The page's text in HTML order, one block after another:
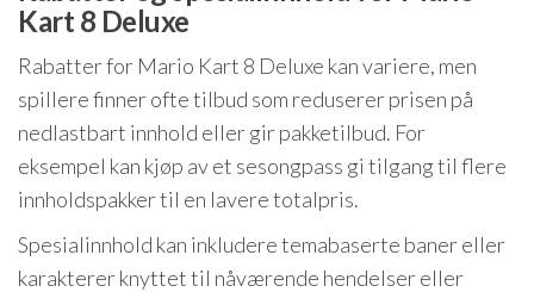
Kart 8 Deluxe
Rabatter for Mario Kart 8 Deluxe kan variere, men
spillere finner ofte tilbud som reduserer prisen på
nedlastbart innhold eller gir pakketilbud. For
eksempel kan kjøp av et sesongpass gi tilgang til flere
innholdspakker til en lavere totalpris.
Spesialinnhold kan inkludere temabaserte baner eller
karakterer knyttet til nåværende hendelser eller